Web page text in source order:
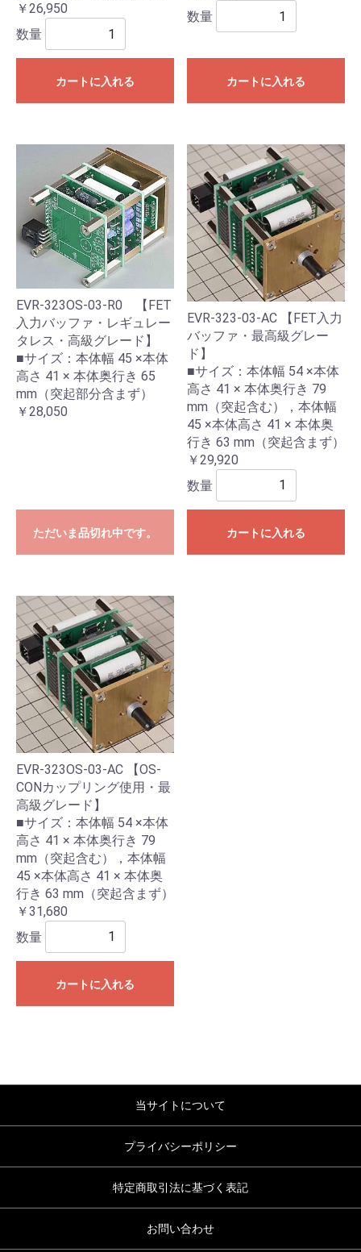
￥26,950
数量
カートに入れる
数量
カートに入れる
EVR-323OS-03-R0 【FET
入力バッファ・レギュレー
タレス・高級グレード】
■サイズ：本体幅 45 ×本体
高さ 41 × 本体奥行き 65
mm（突起部分含まず）
￥28,050
ただいま品切れ中です。
EVR-323-03-AC 【FET入力
バッファ・最高級グレー
ド】
■サイズ：本体幅 54 ×本体
高さ 41 × 本体奥行き 79
mm（突起含む），本体幅
45 ×本体高さ 41 × 本体奥
行き 63 mm（突起含まず）
￥29,920
数量
カートに入れる
EVR-323OS-03-AC 【OS-
CONカップリング使用・最
高級グレード】
■サイズ：本体幅 54 ×本体
高さ 41 × 本体奥行き 79
mm（突起含む），本体幅
45 ×本体高さ 41 × 本体奥
行き 63 mm（突起含まず）
￥31,680
数量
カートに入れる
当サイトについて
プライバシーポリシー
特定商取引法に基づく表記
お問い合わせ